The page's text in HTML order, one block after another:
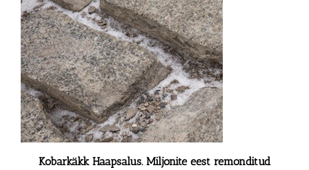
Kobarkäkk Haapsalus. Miljonite eest remonditud